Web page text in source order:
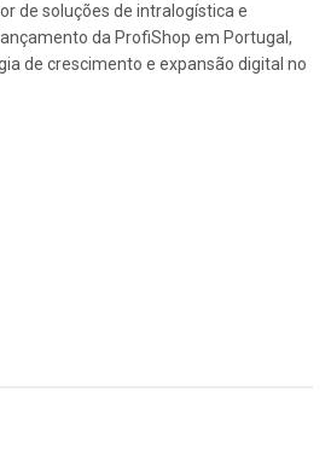
de soluções de intralogística e
da ProfiShop em Portugal,
de crescimento e expansão digital no